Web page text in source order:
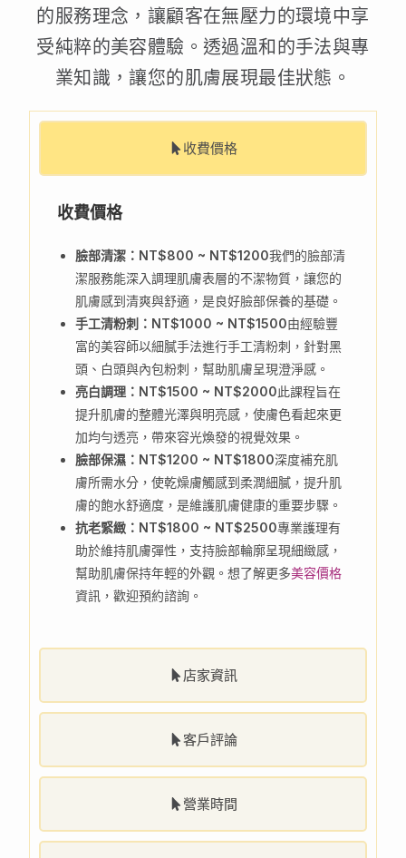
的服務理念，讓顧客在無壓力的環境中享
受純粹的美容體驗。透過溫和的手法與專
業知識，讓您的肌膚展現最佳狀態。
收費價格
店家資訊
客戶評論
營業時間
收費價格
臉部清潔：NT$800 ~ NT$1200我們的臉部清
潔服務能深入調理肌膚表層的不潔物質，讓您的
肌膚感到清爽與舒適，是良好臉部保養的基礎。
手工清粉刺：NT$1000 ~ NT$1500由經驗豐
富的美容師以細膩手法進行手工清粉刺，針對黑
頭、白頭與內包粉刺，幫助肌膚呈現澄淨感。
亮白調理：NT$1500 ~ NT$2000此課程旨在
提升肌膚的整體光澤與明亮感，使膚色看起來更
加均勻透亮，帶來容光煥發的視覺效果。
臉部保濕：NT$1200 ~ NT$1800深度補充肌
膚所需水分，使乾燥膚觸感到柔潤細膩，提升肌
膚的飽水舒適度，是維護肌膚健康的重要步驟。
抗老緊緻：NT$1800 ~ NT$2500專業護理有
助於維持肌膚彈性，支持臉部輪廓呈現細緻感，
幫助肌膚保持年輕的外觀。想了解更多美容價格
資訊，歡迎預約諮詢。